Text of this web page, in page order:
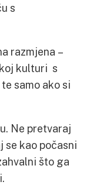
s
razmjena –
kulturi s
samo ako si
Ne pretvaraj
se kao počasni
što ga